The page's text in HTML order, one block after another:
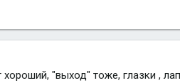
"выход" тоже, глазки ,